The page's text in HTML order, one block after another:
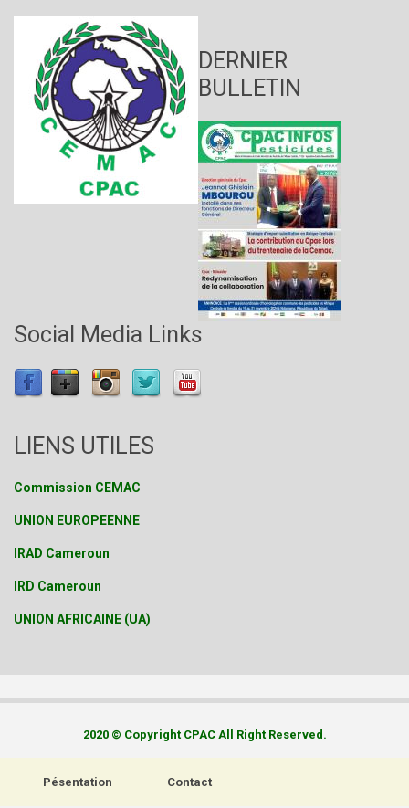
DERNIER
BULLETIN
Social Media Links
LIENS UTILES
Commission CEMAC
UNION EUROPEENNE
IRAD Cameroun
IRD Cameroun
UNION AFRICAINE (UA)
2020 © Copyright CPAC All Right Reserved.
Pésentation Contact